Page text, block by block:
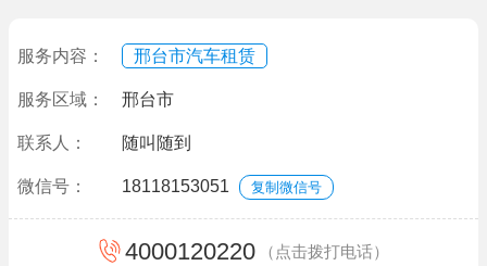
服务内容： 邢台市汽车租赁
服务区域： 邢台市
联系人： 随叫随到
微信号： 18118153051 复制微信号
4000120220 （点击拨打电话）